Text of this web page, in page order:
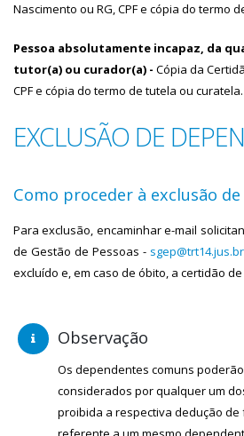
Nascimento ou RG, CPF e cópia do termo
Pessoa absolutamente incapaz, da
tutor(a) ou curador(a) - Cópia da
CPF e cópia do termo de tutela ou curatela.
EXCLUSÃO DE
Como proceder à exclusão
Para exclusão, encaminhar e-mail
de Gestão de Pessoas - sgep@trt14.jus.br
excluído e, em caso de óbito, a certidão
Observação
Os dependentes comuns
considerados por qualquer um
proibida a respectiva dedução de